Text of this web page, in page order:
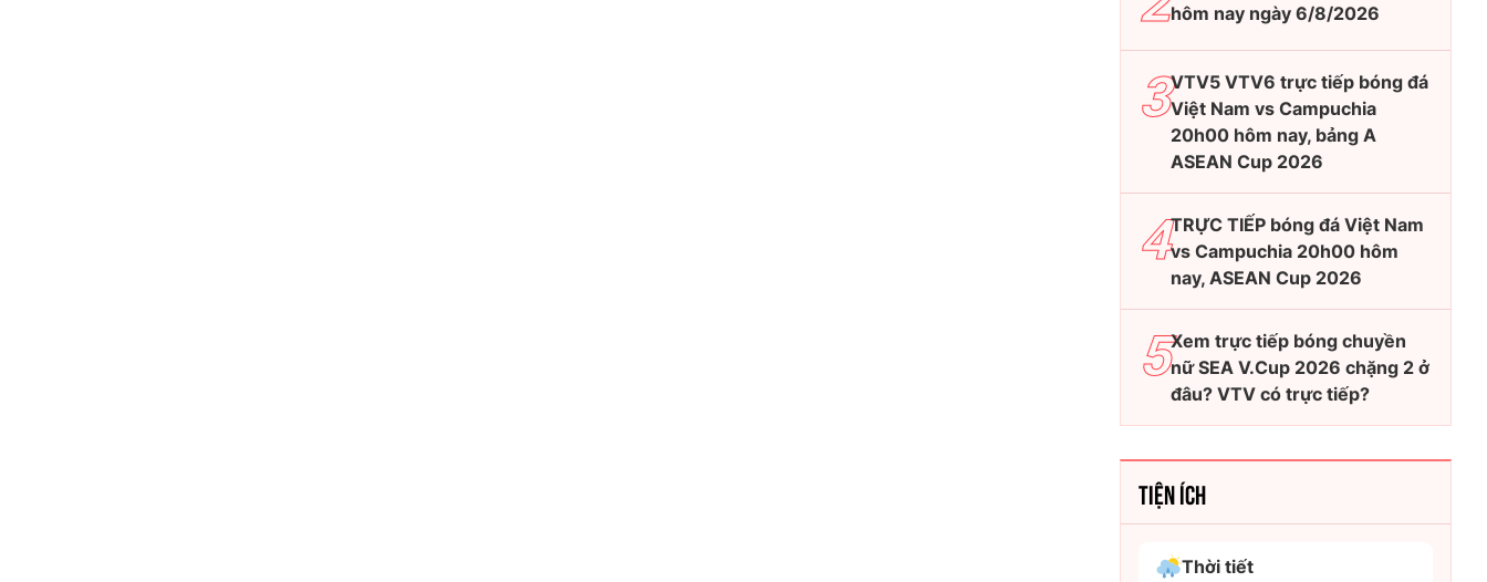
hôm nay ngày 6/8/2026
VTV5 VTV6 trực tiếp bóng đá
Việt Nam vs Campuchia
20h00 hôm nay, bảng A
ASEAN Cup 2026
TRỰC TIẾP bóng đá Việt Nam
vs Campuchia 20h00 hôm
nay, ASEAN Cup 2026
Xem trực tiếp bóng chuyền
nữ SEA V.Cup 2026 chặng 2 ở
đâu? VTV có trực tiếp?
TIỆN ÍCH
Thời tiết